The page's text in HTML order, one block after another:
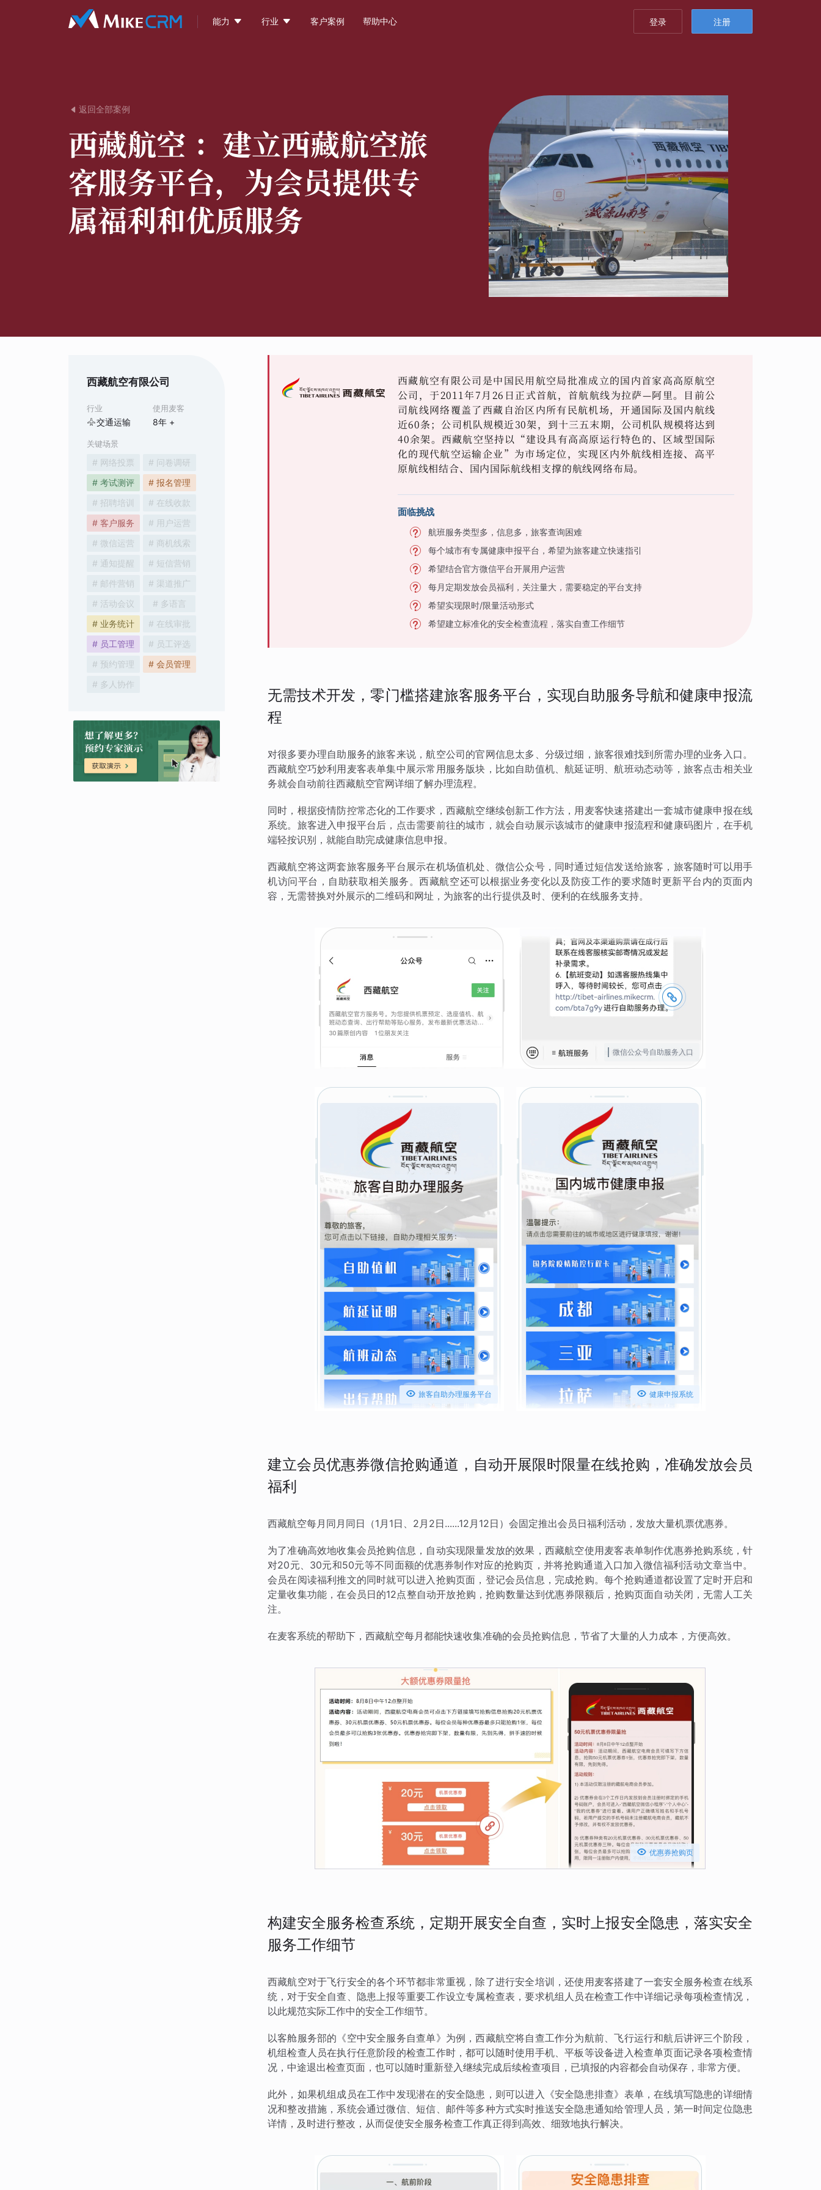
能力  行业  客户案例 帮助中心 登录 注册
 返回全部案例
西藏航空 ： 建立西藏航空旅
客服务平台，为会员提供专
属福利和优质服务
西藏航空有限公司
行业
交通运输
使用麦客
8年 +
关键场景
# 网络投票
# 问卷调研
# 考试测评
# 报名管理
# 招聘培训
# 在线收款
# 客户服务
# 用户运营
# 微信运营
# 商机线索
# 通知提醒
# 短信营销
# 邮件营销
# 渠道推广
# 活动会议
# 多语言
# 业务统计
# 在线审批
# 员工管理
# 员工评选
# 预约管理
# 会员管理
# 多人协作
西藏航空有限公司是中国民用航空局批准成立的国内首家高高原航空
公司，于2011年7月26日正式首航，首航航线为拉萨—阿里。目前公
司航线网络覆盖了西藏自治区内所有民航机场，开通国际及国内航线
近60条；公司机队规模近30架，到十三五末期，公司机队规模将达到
40余架。西藏航空坚持以“建设具有高高原运行特色的、区域型国际
化的现代航空运输企业”为市场定位，实现区内外航线相连接、高平
原航线相结合、国内国际航线相支撑的航线网络布局。
面临挑战
航班服务类型多，信息多，旅客查询困难
每个城市有专属健康申报平台，希望为旅客建立快速指引
希望结合官方微信平台开展用户运营
每月定期发放会员福利，关注量大，需要稳定的平台支持
希望实现限时/限量活动形式
希望建立标准化的安全检查流程，落实自查工作细节
无需技术开发，零门槛搭建旅客服务平台，实现自助服务导航和健康申报流
程
对很多要办理自助服务的旅客来说，航空公司的官网信息太多、分级过细，旅客很难找到所需办理的业务入口。
西藏航空巧妙利用麦客表单集中展示常用服务版块，比如自助值机、航延证明、航班动态动等，旅客点击相关业
务就会自动前往西藏航空官网详细了解办理流程。
同时，根据疫情防控常态化的工作要求，西藏航空继续创新工作方法，用麦客快速搭建出一套城市健康申报在线
系统。旅客进入申报平台后，点击需要前往的城市，就会自动展示该城市的健康申报流程和健康码图片，在手机
端轻按识别，就能自助完成健康信息申报。
西藏航空将这两套旅客服务平台展示在机场值机处、微信公众号，同时通过短信发送给旅客，旅客随时可以用手
机访问平台，自助获取相关服务。西藏航空还可以根据业务变化以及防疫工作的要求随时更新平台内的页面内
容，无需替换对外展示的二维码和网址，为旅客的出行提供及时、便利的在线服务支持。
微信公众号自助服务入口
 旅客自助办理服务平台  健康申报系统
建立会员优惠券微信抢购通道，自动开展限时限量在线抢购，准确发放会员
福利
西藏航空每月同月同日（1月1日、2月2日......12月12日）会固定推出会员日福利活动，发放大量机票优惠券。
为了准确高效地收集会员抢购信息，自动实现限量发放的效果，西藏航空使用麦客表单制作优惠券抢购系统，针
对20元、30元和50元等不同面额的优惠券制作对应的抢购页，并将抢购通道入口加入微信福利活动文章当中。
会员在阅读福利推文的同时就可以进入抢购页面，登记会员信息，完成抢购。每个抢购通道都设置了定时开启和
定量收集功能，在会员日的12点整自动开放抢购，抢购数量达到优惠券限额后，抢购页面自动关闭，无需人工关
注。
在麦客系统的帮助下，西藏航空每月都能快速收集准确的会员抢购信息，节省了大量的人力成本，方便高效。
 优惠券抢购页
构建安全服务检查系统，定期开展安全自查，实时上报安全隐患，落实安全
服务工作细节
西藏航空对于飞行安全的各个环节都非常重视，除了进行安全培训，还使用麦客搭建了一套安全服务检查在线系
统，对于安全自查、隐患上报等重要工作设立专属检查表，要求机组人员在检查工作中详细记录每项检查情况，
以此规范实际工作中的安全工作细节。
以客舱服务部的《空中安全服务自查单》为例，西藏航空将自查工作分为航前、飞行运行和航后讲评三个阶段，
机组检查人员在执行任意阶段的检查工作时，都可以随时使用手机、平板等设备进入检查单页面记录各项检查情
况，中途退出检查页面，也可以随时重新登入继续完成后续检查项目，已填报的内容都会自动保存，非常方便。
此外，如果机组成员在工作中发现潜在的安全隐患，则可以进入《安全隐患排查》表单，在线填写隐患的详细情
况和整改措施，系统会通过微信、短信、邮件等多种方式实时推送安全隐患通知给管理人员，第一时间定位隐患
详情，及时进行整改，从而促使安全服务检查工作真正得到高效、细致地执行解决。